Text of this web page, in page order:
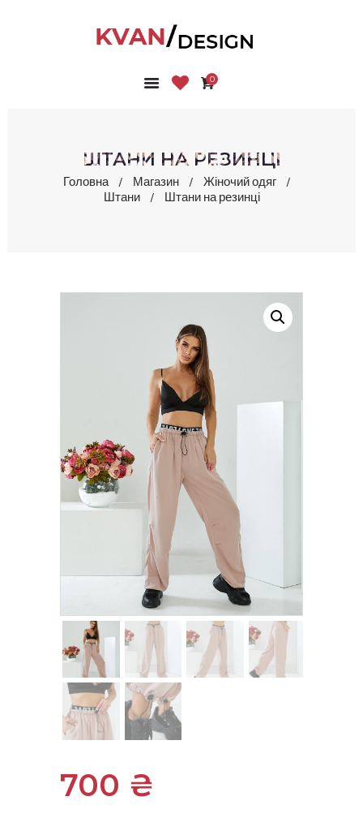
0
ШТАНИ НА РЕЗИНЦІ
Головна Магазин
Жіночий одяг
Штани
Штани на резинці
ГОЛОВНА
ПРО НАС
БЛОГ
700 ₴